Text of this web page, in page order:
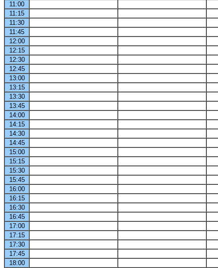
11:00
11:15
11:30
11:45
12:00
12:15
12:30
12:45
13:00
13:15
13:30
13:45
14:00
14:15
14:30
14:45
15:00
15:15
15:30
15:45
16:00
16:15
16:30
16:45
17:00
17:15
17:30
17:45
18:00